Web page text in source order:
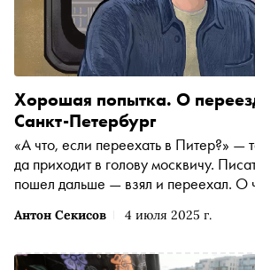
Антон Секисов 4 июля 2025 г.
Хорошая попытка. О
Санкт-Петербург
«А что, если переехать в Питер?» —
да приходит в голову москвичу.
пошел дальше — взял и переехал. О